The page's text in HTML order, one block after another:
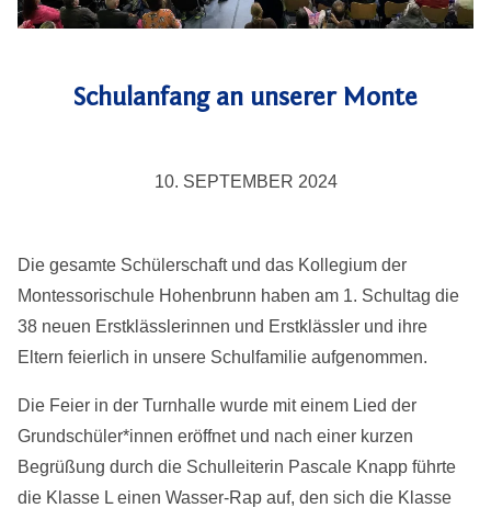
Schulanfang an unserer Monte
10. SEPTEMBER 2024
Die gesamte Schülerschaft und das Kollegium der
Montessorischule Hohenbrunn haben am 1. Schultag die
38 neuen Erstklässlerinnen und Erstklässler und ihre
Eltern feierlich in unsere Schulfamilie aufgenommen.
Die Feier in der Turnhalle wurde mit einem Lied der
Grundschüler*innen eröffnet und nach einer kurzen
Begrüßung durch die Schulleiterin Pascale Knapp führte
die Klasse L einen Wasser-Rap auf, den sich die Klasse